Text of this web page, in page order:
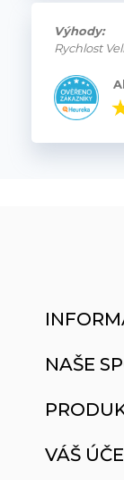
Výhody:
Rychlost
NAŠE
VÁŠ